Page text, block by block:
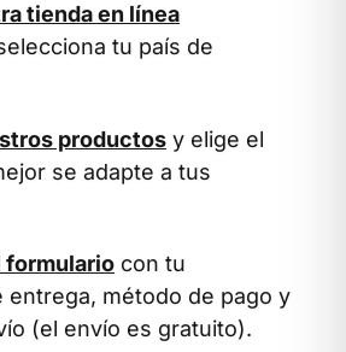
tienda en línea
tu país de
productos y elige el
se adapte a tus
formulario con tu
entrega, método de pago y
(el envío es gratuito).